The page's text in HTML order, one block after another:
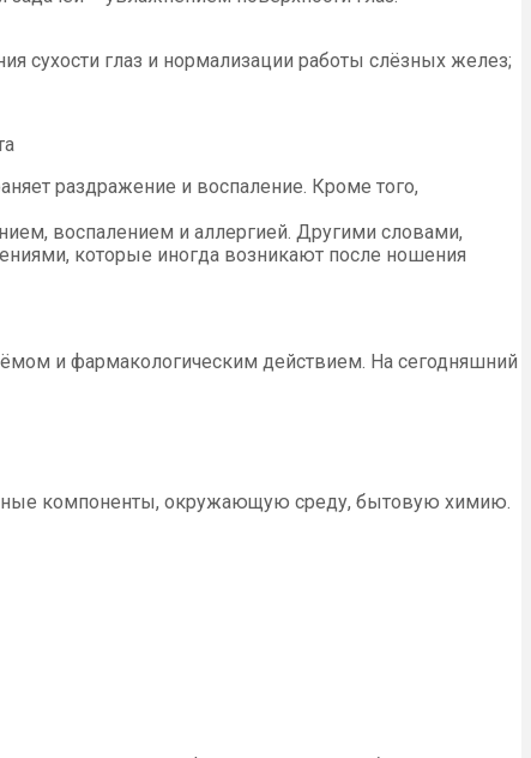
сухости глаз и нормализации работы слёзных желез;
раздражение и воспаление. Кроме того,
воспалением и аллергией. Другими словами,
которые иногда возникают после ношения
и фармакологическим действием. На сегодняшний
компоненты, окружающую среду, бытовую химию.